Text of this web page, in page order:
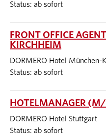
Status: ab sofort
FRONT OFFICE
KIRCHHEIM
DORMERO Hotel München-
Status: ab sofort
HOTELMANAGER
DORMERO Hotel Stuttgart
Status: ab sofort